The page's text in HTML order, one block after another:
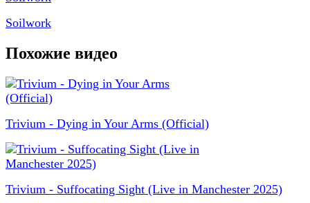
Soilwork
Похожие видео
Trivium - Dying in Your Arms (Official)
Trivium - Suffocating Sight (Live in Manchester 2025)